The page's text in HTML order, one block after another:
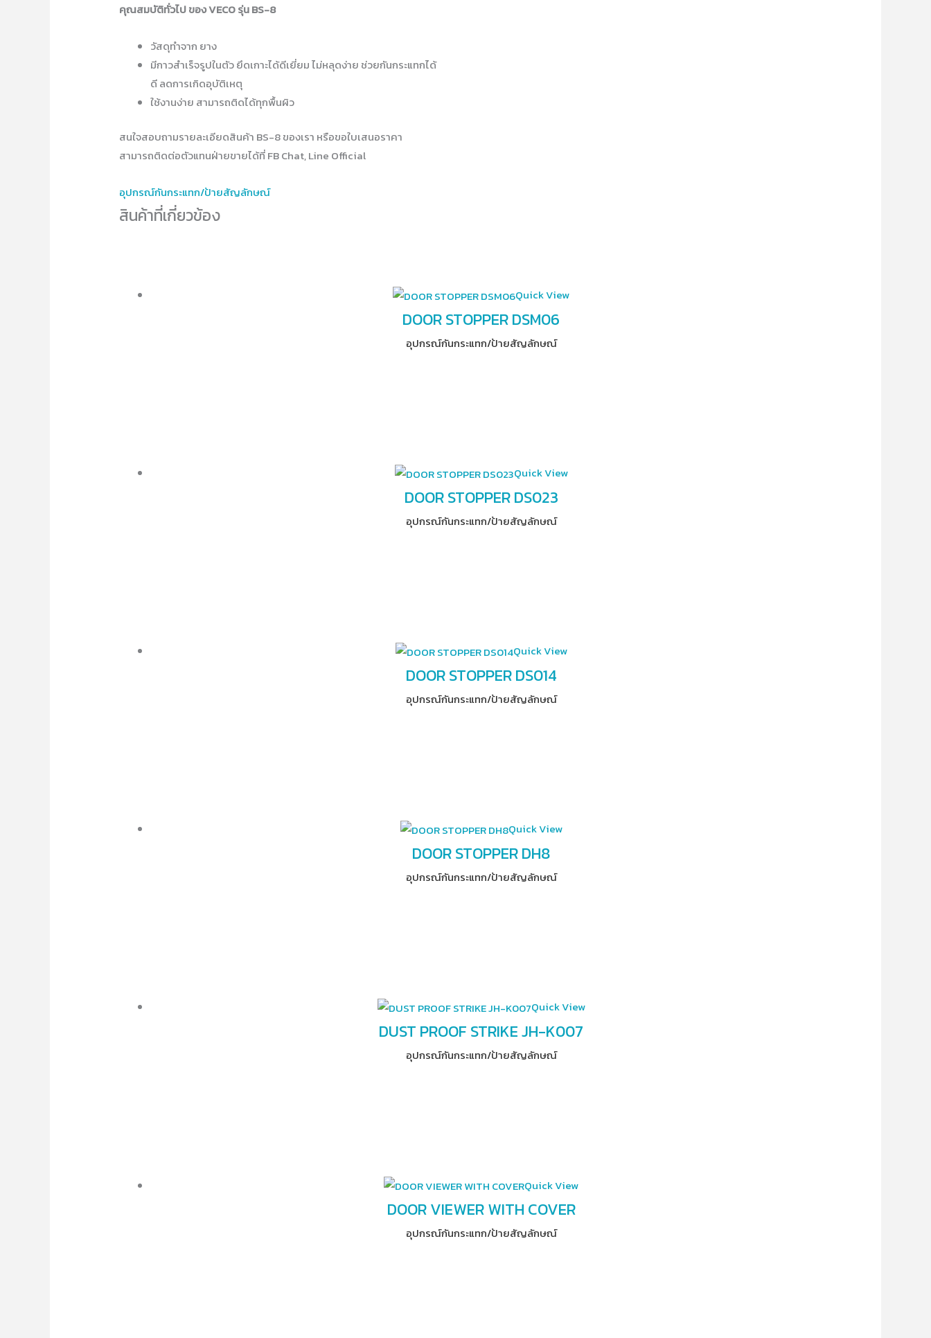
คุณสมบัติทั่วไป ของ VECO รุ่น BS-8
วัสดุทำจาก ยาง
มีกาวสำเร็จรูปในตัว ยึดเกาะได้ดีเยี่ยม ไม่หลุดง่าย ช่วยกันกระแทกได้
ดี ลดการเกิดอุบัติเหตุ
ใช้งานง่าย สามารถติดได้ทุกพื้นผิว
สนใจสอบถามรายละเอียดสินค้า BS-8 ของเรา หรือขอใบเสนอราคา
สามารถติดต่อตัวแทนฝ่ายขายได้ที่ FB Chat, Line Official
อุปกรณ์​กันกระแทก/ป้ายสัญลักษณ์
สินค้าที่เกี่ยวข้อง
Quick View
DOOR STOPPER DSM06
อุปกรณ์​กันกระแทก/ป้ายสัญลักษณ์
Quick View
DOOR STOPPER DS023
อุปกรณ์​กันกระแทก/ป้ายสัญลักษณ์
Quick View
DOOR STOPPER DS014
อุปกรณ์​กันกระแทก/ป้ายสัญลักษณ์
Quick View
DOOR STOPPER DH8
อุปกรณ์​กันกระแทก/ป้ายสัญลักษณ์
Quick View
DUST PROOF STRIKE JH-K007
อุปกรณ์​กันกระแทก/ป้ายสัญลักษณ์
Quick View
DOOR VIEWER WITH COVER
อุปกรณ์​กันกระแทก/ป้ายสัญลักษณ์